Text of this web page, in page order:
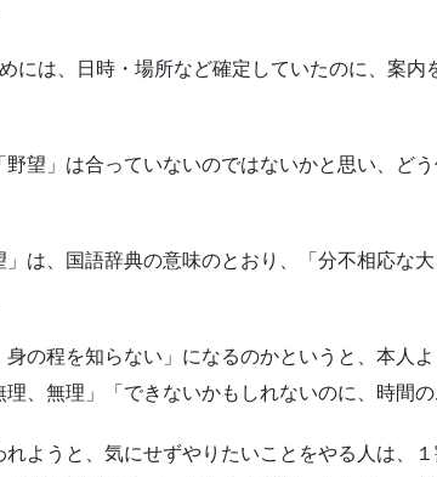
には、日時・場所など確定していたのに、案内
望」は合っていないのではないかと思い、ど
」は、国語辞典の意味のとおり、「分不相応な
の程を知らない」になるのかというと、本人
、無理」「できないかもしれないのに、時間の
れようと、気にせずやりたいことをやる人は、